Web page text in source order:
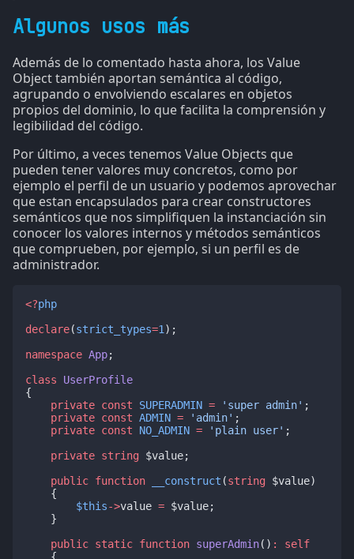
Algunos usos más
Además de lo comentado hasta ahora, los Value
Object también aportan semántica al código,
agrupando o envolviendo escalares en objetos
propios del dominio, lo que facilita la comprensión y
legibilidad del código.
Por último, a veces tenemos Value Objects que
pueden tener valores muy concretos, como por
ejemplo el perfil de un usuario y podemos aprovechar
que estan encapsulados para crear constructores
semánticos que nos simplifiquen la instanciación sin
conocer los valores internos y métodos semánticos
que comprueben, por ejemplo, si un perfil es de
administrador.
<?php
declare(strict_types=1 );
namespace App;
class
UserProfile
{
private const SUPERADMIN = 'super admin' ;
private const ADMIN = 'admin' ;
private const NO_ADMIN = 'plain user' ;
private string $value;
public function __construct (string $value)
    {
$this->value = $value;
    }
public static function superAdmin() :
self
    {